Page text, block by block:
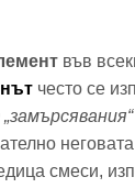
във
често се
смеси,